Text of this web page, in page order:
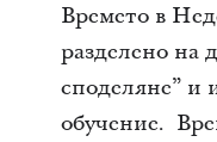
Времето в
разделено на
споделяне” и
обучение.